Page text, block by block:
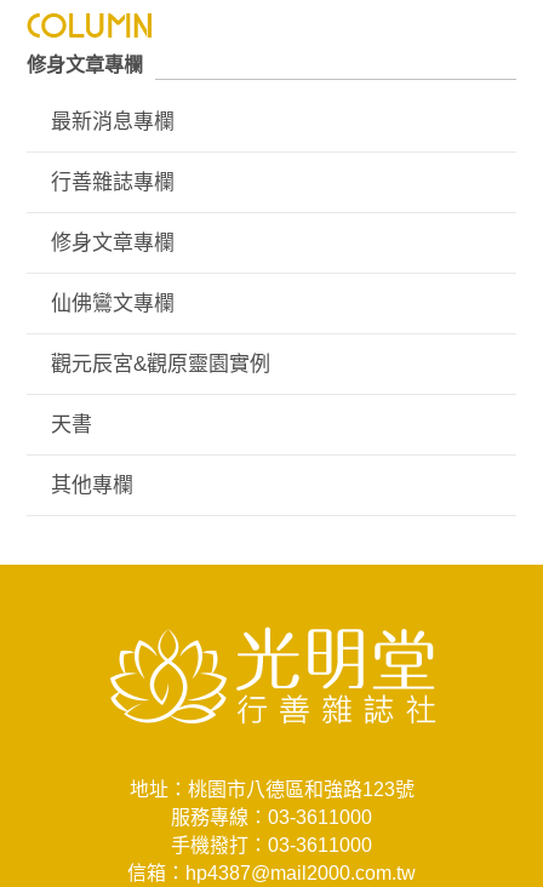
修身文章專欄
最新消息專欄
行善雜誌專欄
修身文章專欄
仙佛鸞文專欄
觀元辰宮&觀原靈園實例
天書
其他專欄
地址：桃園市八德區和強路123號
服務專線： 03-3611000
手機撥打： 03-3611000
信箱： hp4387@mail2000.com.tw